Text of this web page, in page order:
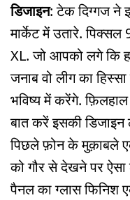
डिजाइन: टेक दिग्गज ने
मार्केट में उतारे.
XL. जो आपको लगे कि
जनाब वो लीग का
भविष्य में करेंगे.
बात करें इसकी
पिछले फ़ोन के मुक़ाबले
को गौर से देखने पर ऐसा
पैनल का ग्लास फिनिश